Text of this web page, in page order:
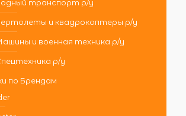
транспорт р/у
и квадрокоптеры р/у
и военная техника р/у
р/у
по Брендам